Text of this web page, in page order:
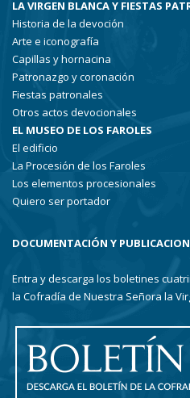
LA VIRGEN BLANCA Y FIESTAS
Historia de la devoción
Arte e iconografía
Capillas y hornacina
Patronazgo y coronación
Fiestas patronales
Otros actos devocionales
EL MUSEO DE LOS FAROLES
El edificio
La Procesión de los Faroles
Los elementos procesionales
Quiero ser portador
DOCUMENTACIÓN Y
Entra y descarga los boletines
la Cofradía de Nuestra Señora la